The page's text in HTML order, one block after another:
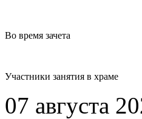
Во время зачета
Участники занятия в храме
07 августа